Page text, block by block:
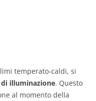
temperato-caldi, si
di illuminazione. Questo
al momento della